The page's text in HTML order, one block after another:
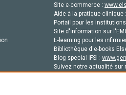
Site e-commerce :
Aide à la pratique clinique :
Portail pour les
Site d'information sur
E-learning pour les
Bibliothèque d'e-books
Blog special IFSI :
Suivez notre actualité sur